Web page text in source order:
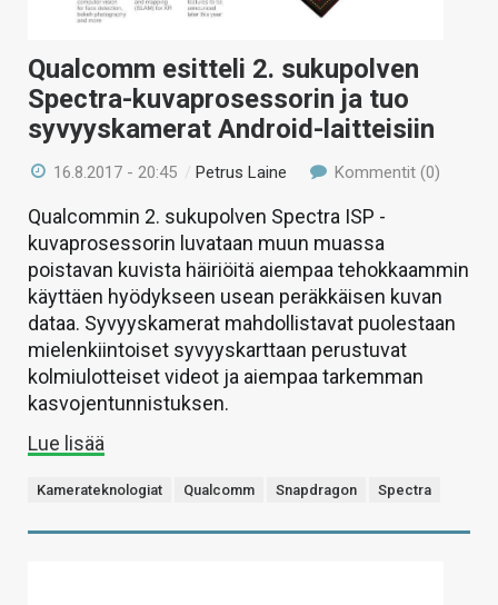
Qualcomm esitteli 2. sukupolven
Spectra-kuvaprosessorin ja tuo
syvyyskamerat Android-laitteisiin
16.8.2017 - 20:45 /Petrus Laine Kommentit (0)
Qualcommin 2. sukupolven Spectra ISP -
kuvaprosessorin luvataan muun muassa
poistavan kuvista häiriöitä aiempaa tehokkaammin
käyttäen hyödykseen usean peräkkäisen kuvan
dataa. Syvyyskamerat mahdollistavat puolestaan
mielenkiintoiset syvyyskarttaan perustuvat
kolmiulotteiset videot ja aiempaa tarkemman
kasvojentunnistuksen.
Lue lisää
Kamerateknologiat Qualcomm Snapdragon Spectra